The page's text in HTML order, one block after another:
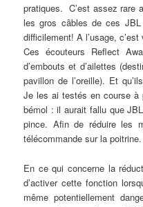
pratiques. C’est assez rare
les gros câbles de ces JBL
difficilement! A l’usage,
Ces écouteurs Reflect
d’embouts et d’ailettes
pavillon de l’oreille). Et
Je les ai testés en course à
bémol : il aurait fallu que
pince. Afin de réduire les
télécommande sur la poitrine.
En ce qui concerne la
d’activer cette fonction
même potentiellement